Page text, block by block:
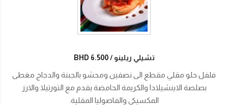
تشيلي ريلينو BHD 6.500
فلفل حلو مقلي مقطع الى نصفين ومحشو بالجبنة والدجاج مغطى
بصلصة الاينشيلادا والكريمة الحامضة يقدم مع التورتيلا والارز
المكسيكي والفاصوليا المقلية.